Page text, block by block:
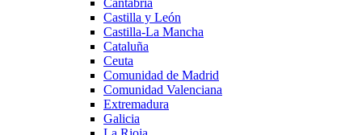
Castilla y León
Castilla-La Mancha
Cataluña
Ceuta
Comunidad de Madrid
Comunidad Valenciana
Extremadura
Galicia